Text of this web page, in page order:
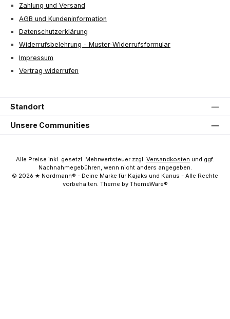
Zahlung und Versand
AGB und Kundeninformation
Datenschutzerklärung
Widerrufsbelehrung - Muster-Widerrufsformular
Impressum
Vertrag widerrufen
Standort
Unsere Communities
Alle Preise inkl. gesetzl. Mehrwertsteuer zzgl. Versandkosten und ggf.
Nachnahmegebühren, wenn nicht anders angegeben.
© 2026 ★ Nordmann® - Deine Marke für Kajaks und Kanus - Alle Rechte
vorbehalten. Theme by ThemeWare®